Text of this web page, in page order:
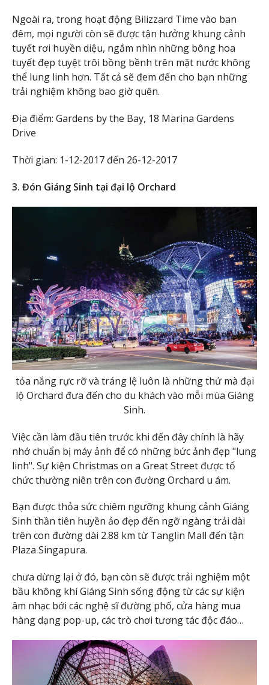
Ngoài ra, trong hoạt động Bilizzard Time vào ban
đêm, mọi người còn sẽ được tận hưởng khung cảnh
tuyết rơi huyền diệu, ngắm nhìn những bông hoa
tuyết đẹp tuyệt trôi bồng bềnh trên mặt nước không
thể lung linh hơn. Tất cả sẽ đem đến cho bạn những
trải nghiệm không bao giờ quên.
Địa điểm: Gardens by the Bay, 18 Marina Gardens
Drive
Thời gian: 1-12-2017 đến 26-12-2017
3. Đón Giáng Sinh tại đại lộ Orchard
tỏa nắng rực rỡ và tráng lệ luôn là những thứ mà đại
lộ Orchard đưa đến cho du khách vào mỗi mùa Giáng
Sinh.
Việc cần làm đầu tiên trước khi đến đây chính là hãy
nhớ chuẩn bị máy ảnh để có những bức ảnh đẹp "lung
linh". Sự kiện Christmas on a Great Street được tổ
chức thường niên trên con đường Orchard u ám.
Bạn được thỏa sức chiêm ngưỡng khung cảnh Giáng
Sinh thần tiên huyền ảo đẹp đến ngỡ ngàng trải dài
trên con đường dài 2.88 km từ Tanglin Mall đến tận
Plaza Singapura.
chưa dừng lại ở đó, bạn còn sẽ được trải nghiệm một
bầu không khí Giáng Sinh sống động từ các sự kiện
âm nhạc bới các nghệ sĩ đường phố, cửa hàng mua
hàng dạng pop-up, các trò chơi tương tác độc đáo…